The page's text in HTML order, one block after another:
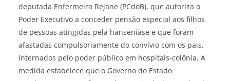
deputada Enfermeira Rejane (PCdoB), que autoriza o
Poder Executivo a conceder pensão especial aos filhos
de pessoas atingidas pela hanseníase e que foram
afastadas compulsoriamente do convívio com os pais,
internados pelo poder público em hospitais-colônia. A
medida estabelece que o Governo do Estado